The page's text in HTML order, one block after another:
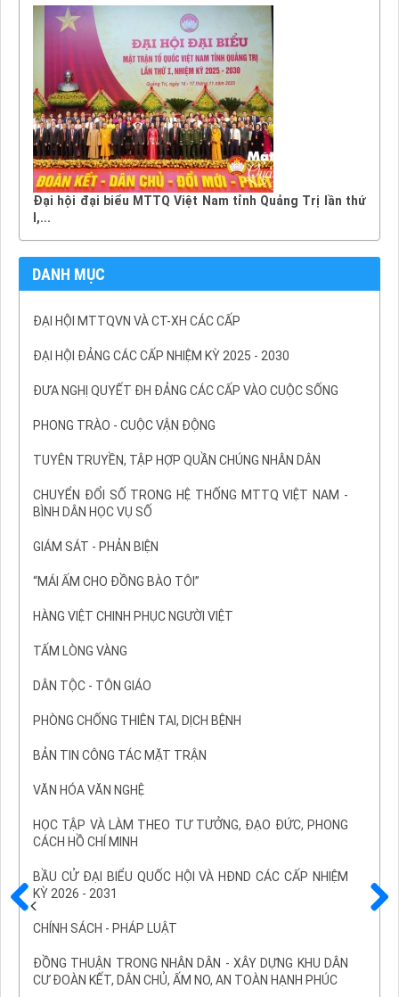
Đại hội đại biểu MTTQ Việt Nam tỉnh Quảng Trị lần thứ
I,...
DANH MỤC
ĐẠI HỘI MTTQVN VÀ CT-XH CÁC CẤP
ĐẠI HỘI ĐẢNG CÁC CẤP NHIỆM KỲ 2025 - 2030
ĐƯA NGHỊ QUYẾT ĐH ĐẢNG CÁC CẤP VÀO CUỘC SỐNG
PHONG TRÀO - CUỘC VẬN ĐỘNG
TUYÊN TRUYỀN, TẬP HỢP QUẦN CHÚNG NHÂN DÂN
CHUYỂN ĐỔI SỐ TRONG HỆ THỐNG MTTQ VIỆT NAM -
BÌNH DÂN HỌC VỤ SỐ
GIÁM SÁT - PHẢN BIỆN
“MÁI ẤM CHO ĐỒNG BÀO TÔI”
HÀNG VIỆT CHINH PHỤC NGƯỜI VIỆT
TẤM LÒNG VÀNG
DÂN TỘC - TÔN GIÁO
PHÒNG CHỐNG THIÊN TAI, DỊCH BỆNH
BẢN TIN CÔNG TÁC MẶT TRẬN
VĂN HÓA VĂN NGHỆ
HỌC TẬP VÀ LÀM THEO TƯ TƯỞNG, ĐẠO ĐỨC, PHONG
CÁCH HỒ CHÍ MINH
BẦU CỬ ĐẠI BIỂU QUỐC HỘI VÀ HĐND CÁC CẤP NHIỆM
KỲ 2026 - 2031
CHÍNH SÁCH - PHÁP LUẬT
ĐỒNG THUẬN TRONG NHÂN DÂN - XÂY DỰNG KHU DÂN
CƯ ĐOÀN KẾT, DÂN CHỦ, ẤM NO, AN TOÀN HẠNH PHÚC
Trước